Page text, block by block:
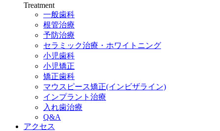
Treatment
一般歯科
根管治療
予防治療
セラミック治療・ホワイトニング
小児歯科
小児矯正
矯正歯科
マウスピース矯正(インビザライン)
インプラント治療
入れ歯治療
Q&A
アクセス